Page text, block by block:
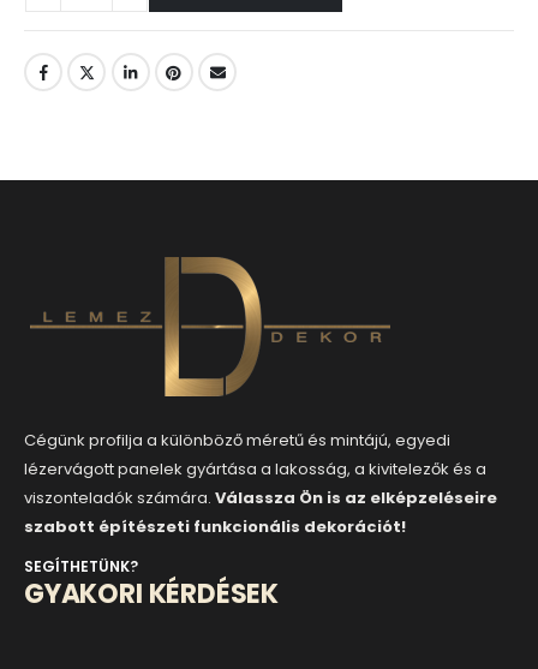
Cégünk profilja a különböző méretű és mintájú, egyedi
lézervágott panelek gyártása a lakosság, a kivitelezők és a
viszonteladók számára. Válassza Ön is az elképzeléseire
szabott építészeti funkcionális dekorációt!
SEGÍTHETÜNK?
GYAKORI KÉRDÉSEK